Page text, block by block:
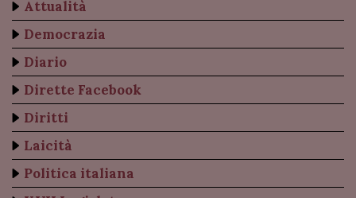
Attualità
Democrazia
Diario
Dirette Facebook
Diritti
Laicità
Politica italiana